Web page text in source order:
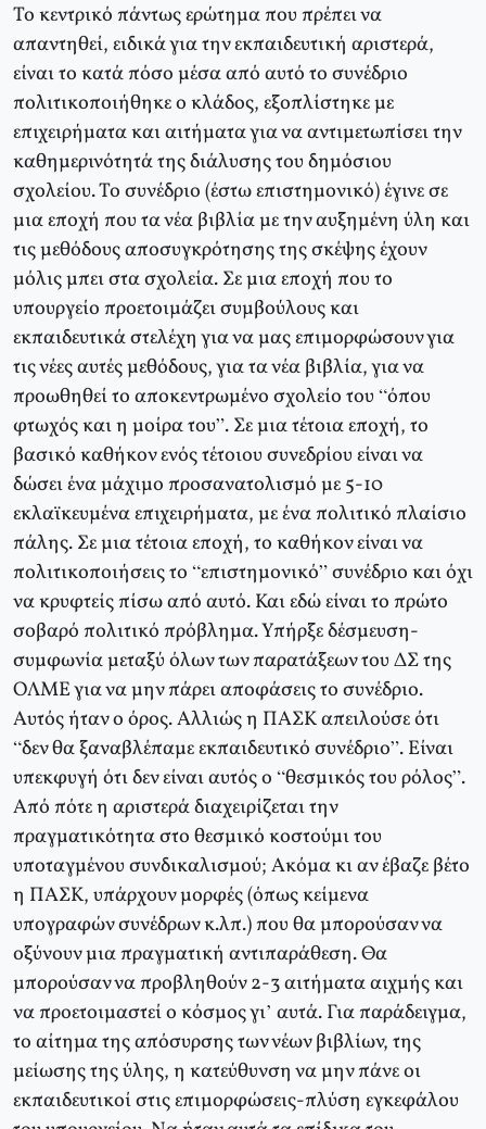
Το κεντρικό πάντως ερώτημα που πρέπει να
απαντηθεί, ειδικά για την εκπαιδευτική αριστερά,
είναι το κατά πόσο μέσα από αυτό το συνέδριο
πολιτικοποιήθηκε ο κλάδος, εξοπλίστηκε με
επιχειρήματα και αιτήματα για να αντιμετωπίσει την
καθημερινότητά της διάλυσης του δημόσιου
σχολείου. Το συνέδριο (έστω επιστημονικό) έγινε σε
μια εποχή που τα νέα βιβλία με την αυξημένη ύλη και
τις μεθόδους αποσυγκρότησης της σκέψης έχουν
μόλις μπει στα σχολεία. Σε μια εποχή που το
υπουργείο προετοιμάζει συμβούλους και
εκπαιδευτικά στελέχη για να μας επιμορφώσουν για
τις νέες αυτές μεθόδους, για τα νέα βιβλία, για να
προωθηθεί το αποκεντρωμένο σχολείο του “όπου
φτωχός και η μοίρα του”. Σε μια τέτοια εποχή, το
βασικό καθήκον ενός τέτοιου συνεδρίου είναι να
δώσει ένα μάχιμο προσανατολισμό με 5-10
εκλαϊκευμένα επιχειρήματα, με ένα πολιτικό πλαίσιο
πάλης. Σε μια τέτοια εποχή, το καθήκον είναι να
πολιτικοποιήσεις το “επιστημονικό” συνέδριο και όχι
να κρυφτείς πίσω από αυτό. Και εδώ είναι το πρώτο
σοβαρό πολιτικό πρόβλημα. Υπήρξε δέσμευση-
συμφωνία μεταξύ όλων των παρατάξεων του ΔΣ της
ΟΛΜΕ για να μην πάρει αποφάσεις το συνέδριο.
Αυτός ήταν ο όρος. Αλλιώς η ΠΑΣΚ απειλούσε ότι
“δεν θα ξαναβλέπαμε εκπαιδευτικό συνέδριο”. Είναι
υπεκφυγή ότι δεν είναι αυτός ο “θεσμικός του ρόλος”.
Από πότε η αριστερά διαχειρίζεται την
πραγματικότητα στο θεσμικό κοστούμι του
υποταγμένου συνδικαλισμού; Ακόμα κι αν έβαζε βέτο
η ΠΑΣΚ, υπάρχουν μορφές (όπως κείμενα
υπογραφών συνέδρων κ.λπ.) που θα μπορούσαν να
οξύνουν μια πραγματική αντιπαράθεση. Θα
μπορούσαν να προβληθούν 2-3 αιτήματα αιχμής και
να προετοιμαστεί ο κόσμος γι’ αυτά. Για παράδειγμα,
το αίτημα της απόσυρσης των νέων βιβλίων, της
μείωσης της ύλης, η κατεύθυνση να μην πάνε οι
εκπαιδευτικοί στις επιμορφώσεις-πλύση εγκεφάλου